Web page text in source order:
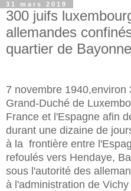
31 mars 2019
300 juifs
allemandes
quartier de Bayonne
7 novembre
Grand-Duché de
France et l'Espagne afin
durant une dizaine de
à la frontière entre
refoulés vers Hendaye,
sous l'autorité des
à l'administration de